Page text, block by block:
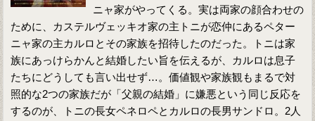
ニャ家がやってくる。実は両家の顔合わせの
ために、カステルヴェッキオ家の主トニが恋仲にあるペター
ニャ家の主カルロとその家族を招待したのだった。トニは家
族にあっけらかんと結婚したい旨を伝えるが、カルロは息子
たちにどうしても言い出せず…。価値観や家族観もまるで対
照的な2つの家族だが「父親の結婚」に嫌悪という同じ反応を
するのが、トニの長女ペネロペとカルロの長男サンドロ。2人